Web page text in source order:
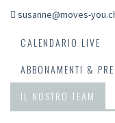
susanne@moves-
CALENDARIO LIVE
ABBONAMENTI &
IL NOSTRO TEAM